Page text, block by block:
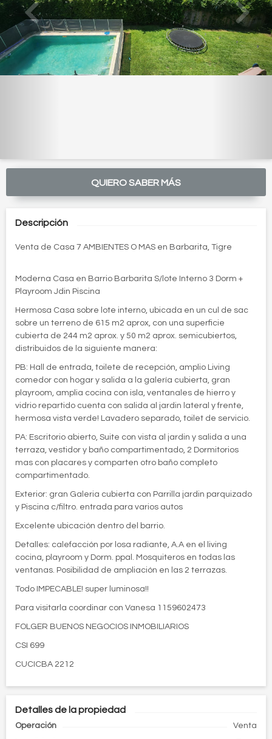
QUIERO SABER MÁS
Descripción
Venta de Casa 7 AMBIENTES O MAS en Barbarita, Tigre
Moderna Casa en Barrio Barbarita S/lote Interno 3 Dorm +
Playroom Jdin Piscina
Hermosa Casa sobre lote interno, ubicada en un cul de sac
sobre un terreno de 615 m2 aprox, con una superficie
cubierta de 244 m2 aprox. y 50 m2 aprox. semicubiertos,
distribuidos de la siguiente manera:
PB: Hall de entrada, toilete de recepción, amplio Living
comedor con hogar y salida a la galería cubierta, gran
playroom, amplia cocina con isla, ventanales de hierro y
vidrio repartido cuenta con salida al jardin lateral y frente,
hermosa vista verde! Lavadero separado, toilet de servicio.
PA: Escritorio abierto, Suite con vista al jardin y salida a una
terraza, vestidor y baño compartimentado, 2 Dormitorios
mas con placares y comparten otro baño completo
compartimentado.
Exterior: gran Galeria cubierta con Parrilla jardin parquizado
y Piscina c/filtro. entrada para varios autos
Excelente ubicación dentro del barrio.
Detalles: calefacción por losa radiante, A.A en el living
cocina, playroom y Dorm. ppal. Mosquiteros en todas las
ventanas. Posibilidad de ampliación en las 2 terrazas.
Todo IMPECABLE! super luminosa!!
Para visitarla coordinar con Vanesa 1159602473
FOLGER BUENOS NEGOCIOS INMOBILIARIOS
CSI 699
CUCICBA 2212
Detalles de la propiedad
Operación Venta